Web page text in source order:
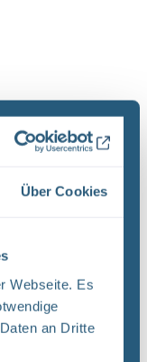
Über Cookies
Webseite. Es
an Dritte
viele Fragen
für